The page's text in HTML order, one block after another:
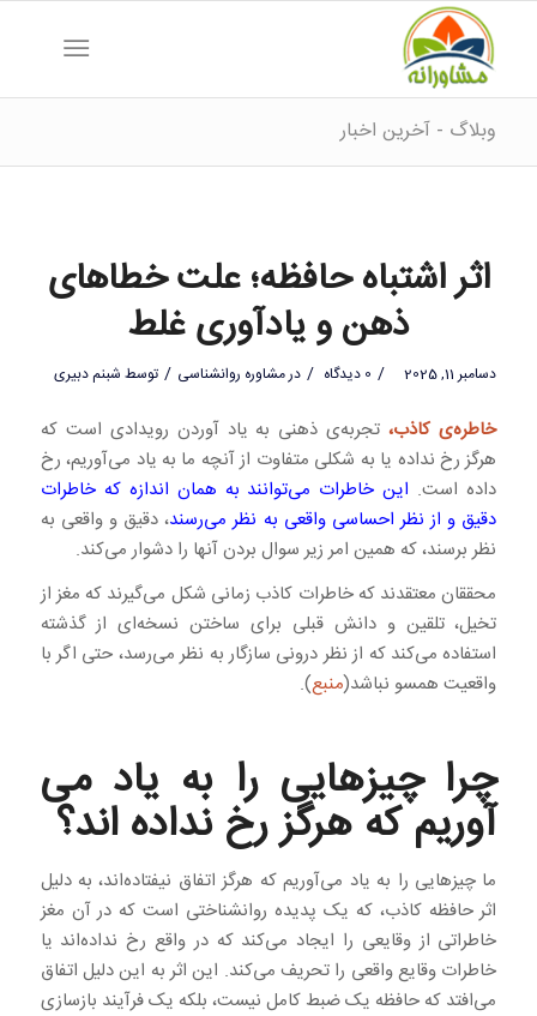
وبلاگ - آخرین اخبار
اثر اشتباه حافظه؛ علت خطاهای
ذهن و یادآوری غلط
دسامبر 11, 2025 / 0 دیدگاه / درمشاوره روانشناسی / توسط شبنم دبیری
خاطره‌ی کاذب،تجربه‌ی ذهنی به یاد آوردن رویدادی است که
هرگز رخ نداده یا به شکلی متفاوت از آنچه ما به یاد می‌آوریم، رخ
داده است. این خاطرات می‌توانند به همان اندازه که خاطرات
دقیق و از نظر احساسی واقعی به نظر می‌رسند، دقیق و واقعی به
نظر برسند، که همین امر زیر سوال بردن آنها را دشوار می‌کند.
محققان معتقدند که خاطرات کاذب زمانی شکل می‌گیرند که مغز از
تخیل، تلقین و دانش قبلی برای ساختن نسخه‌ای از گذشته
استفاده می‌کند که از نظر درونی سازگار به نظر می‌رسد، حتی اگر با
واقعیت همسو نباشد(منبع).
چرا چیزهایی را به یاد می
آوریم که هرگز رخ نداده اند؟
ما چیزهایی را به یاد می‌آوریم که هرگز اتفاق نیفتاده‌اند، به دلیل
اثر حافظه کاذب، که یک پدیده روانشناختی است که در آن مغز
خاطراتی از وقایعی را ایجاد می‌کند که در واقع رخ نداده‌اند یا
خاطرات وقایع واقعی را تحریف می‌کند. این اثر به این دلیل اتفاق
می‌افتد که حافظه یک ضبط کامل نیست، بلکه یک فرآیند بازسازی